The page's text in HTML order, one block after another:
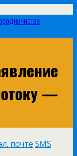
—
почте SMS